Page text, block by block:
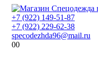
+7 (922) 149-51-87
+7 (922) 229-62-38
specodezhda96@mail.ru
00